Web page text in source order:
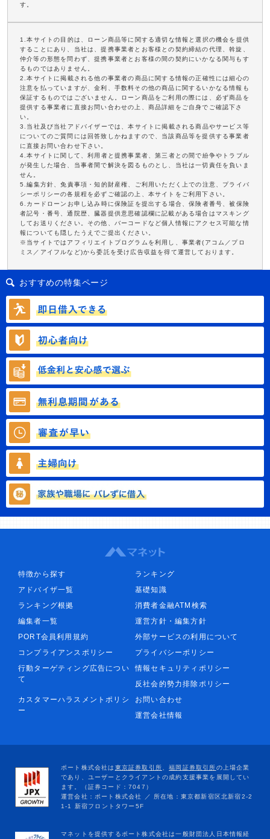
す。
1.本サイトの目的は、ローン商品等に関する適切な情報と選択の機会を提供
することにあり、当社は、提携事業者とお客様との契約締結の代理、斡旋、
仲介等の形態を問わず、提携事業者とお客様の間の契約にいかなる関与もす
るものではありません。
2.本サイトに掲載される他の事業者の商品に関する情報の正確性には細心の
注意を払っていますが、金利、手数料その他の商品に関するいかなる情報も
保証するものではございません。ローン商品をご利用の際には、必ず商品を
提供する事業者に直接お問い合わせの上、商品詳細をご自身でご確認下さ
い。
3.当社及び当社アドバイザーでは、本サイトに掲載される商品やサービス等
についてのご質問には回答致しかねますので、当該商品等を提供する事業者
に直接お問い合わせ下さい。
4.本サイトに関して、利用者と提携事業者、第三者との間で紛争やトラブル
が発生した場合、当事者間で解決を図るものとし、当社は一切責任を負いま
せん。
5.編集方針、免責事項・知的財産権、ご利用いただく上での注意、プライバ
シーポリシーの各規程を必ずご確認の上、本サイトをご利用下さい。
6.カードローンお申し込み時に保険証を提出する場合、保険者番号、被保険
者記号・番号、通院歴、臓器提供意思確認欄に記載がある場合はマスキング
してお送りください。その他、バーコードなど個人情報にアクセス可能な情
報についても隠したうえでご提出ください。
※当サイトではアフィリエイトプログラムを利用し、事業者(アコム／プロ
ミス／アイフルなど)から委託を受け広告収益を得て運営しております。
おすすめの特集ページ
特徴から探す
ランキング
アドバイザ一覧
基礎知識
ランキング根拠
消費者金融ATM検索
編集者一覧
運営方針・編集方針
PORT会員利用規約
外部サービスの利用について
コンプライアンスポリシー
プライバシーポリシー
行動ターゲティング広告につい
て
情報セキュリティポリシー
反社会的勢力排除ポリシー
カスタマーハラスメントポリシ
ー
お問い合わせ
運営会社情報